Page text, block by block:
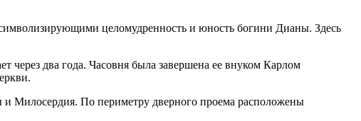
целомудренность и юность богини Дианы. Здесь
через два года. Часовня была завершена ее внуком Карлом
Милосердия. По периметру дверного проема расположены